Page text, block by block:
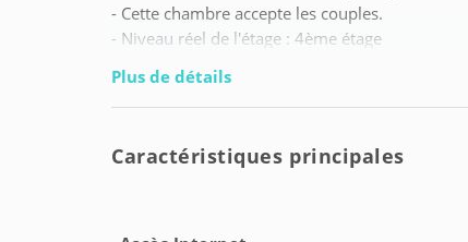
- Cette chambre accepte les couples.
- Niveau réel de l'étage : 4ème étage
Nous vous laissons quelques informations
- Profil des locataires : étudiants et jeunes
Plus de détails
Caractéristiques principales